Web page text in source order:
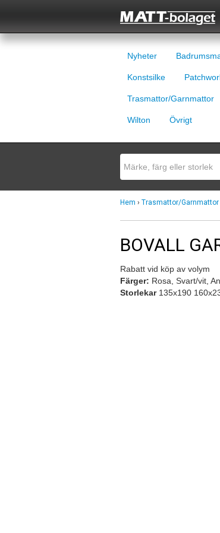
Nyheter
Konstsilke
Trasmattor/Garnmattor
Wilton Övrigt
Hem › Trasmattor/Garnmattor
BOVALL
Rabatt vid köp av volym
Färger: Rosa, Svart/vit,
Storlekar135x190